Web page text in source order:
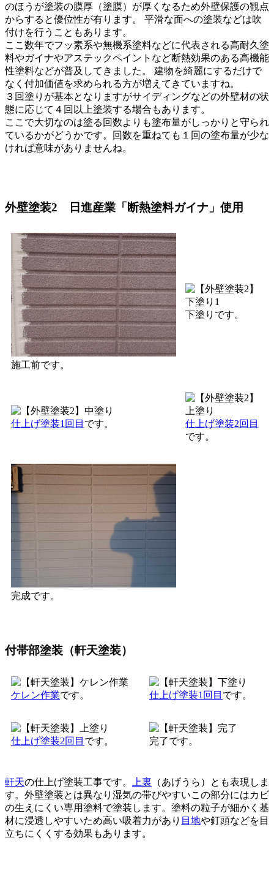
のほうが塗装の膜厚（塗膜）が厚くなるため外壁保護の観点
からすると優位性が有ります。 平滑な面への塗装などは吹
付けを行うこともあります。
ここ数年でフッ素系や無機系塗料などに代表される高耐久塗
料やガイナやアステックペイントなど断熱効果のある高機能
性塗料などが普及してきました。 建物を綺麗にするだけで
なく付加価値を求められる方が増えてきていますね。
３回塗りが基本となりますがサイディングなどの外壁材の状
態に応じて４回以上塗装する場合もあります。
ここで大切なのは塗る回数よりも塗布量がしっかりと守られ
ているかがどうかです。回数を重ねても１回の塗布量が少な
ければ意味がありませんね。
外壁塗装2 日進産業「断熱塗料ガイナ」使用
施工前です。
下塗りです。
仕上げ塗装1回目 です。
仕上げ塗装2回目
です。
完成です。
付帯部塗装（軒天塗装）
ケレン作業です。 仕上げ塗装1回目 です。
仕上げ塗装2回目 です。 完了です。
軒天の仕上げ塗装工事です。 上裏 （あげうら）とも表現しま
す。外壁塗装とは異なり湿気の帯びやすいこの部分にはカビ
の生えにくい専用塗料で塗装します。塗料の粒子が細かく基
材に浸透しやすいため高い吸着力があり 目地や釘頭などを目
立ちにくくする効果もあります。